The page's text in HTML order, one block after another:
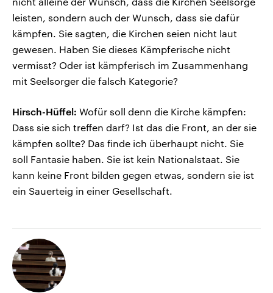
leisten, sondern auch der Wunsch, dass sie dafür
kämpfen. Sie sagten, die Kirchen seien nicht laut
gewesen. Haben Sie dieses Kämpferische nicht
vermisst? Oder ist kämpferisch im Zusammenhang
mit Seelsorger die falsch Kategorie?
Hirsch-Hüffel: Wofür soll denn die Kirche kämpfen:
Dass sie sich treffen darf? Ist das die Front, an der sie
kämpfen sollte? Das finde ich überhaupt nicht. Sie
soll Fantasie haben. Sie ist kein Nationalstaat. Sie
kann keine Front bilden gegen etwas, sondern sie ist
ein Sauerteig in einer Gesellschaft.